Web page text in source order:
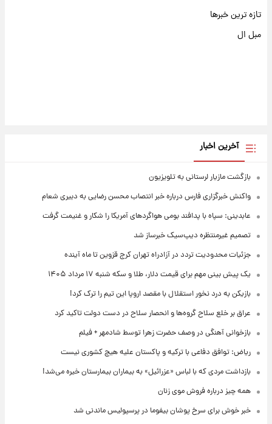
تازه ترین خبرها
مبل ال
آخرین اخبار
بازگشت مازیار لرستانی به تلویزیون
واکنش خبرگزاری فارس درباره خبر انتصاب محسن رضایی به دبیری شعام
عابدینی: سپاه با پدافند بومی هواگردهای آمریکا را شکار و غنیمت گرفت
تصمیم غیرمنتظره دیپ‌سیک خبرساز شد
جزئیات محدودیت تردد در آزادراه تهران کرج قزوین تا ماه آینده
یک پیش ‌بینی مهم برای قیمت دلار، طلا و سکه شنبه ۱۷ مرداد ۱۴۰۵
بازیکن به درد نخور استقلال با مقصد اروپا این تیم را ترک کرد!
عراق بر خلع سلاح گروه‌ها و انحصار سلاح در دست دولت تاکید کرد
بازخوانی آهنگی در وصف حضرت زهرا توسط شادمهر + فیلم
ریاض: توافق دفاعی با ترکیه و پاکستان علیه هیچ کشوری نیست
بازداشت مردی که با لباس «عزرائیل» به بیماران بیمارستان خیره می‌شد!
همه چیز درباره فروش موی زنان
خبر خوش برای سرخ پوشان بیفوما در پرسپولیس ماندنی شد